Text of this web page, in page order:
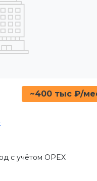
~400 тыс ₽/
с учётом OPEX